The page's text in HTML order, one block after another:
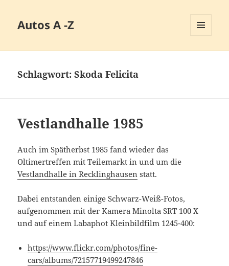
Autos A -Z
Schlagwort:Skoda Felicita
Vestlandhalle 1985
Auch im Spätherbst 1985 fand wieder das
Oltimertreffen mit Teilemarkt in und um die
Vestlandhalle in Recklinghausen statt.
Dabei entstanden einige Schwarz-Weiß-Fotos,
aufgenommen mit der Kamera Minolta SRT 100 X
und auf einem Labaphot Kleinbildfilm 1245-400:
https://www.flickr.com/photos/fine-
cars/albums/72157719499247846